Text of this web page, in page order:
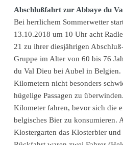
Abschlußfahrt zur Abbaye du
Bei herrlichem Sommerwetter
13.10.2018 um 10 Uhr acht
21 zu ihrer diesjährigen
Gruppe im Alter von 60 bis 76
du Val Dieu bei Aubel in Belgien.
Kilometern nicht besonders
hügelige Passagen zu
Kilometer fahren, bevor sich die
belgisches Bier zu konsumieren.
Klostergarten das Klosterbier